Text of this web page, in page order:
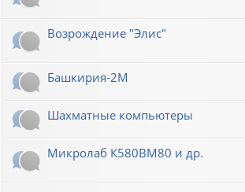
Возрождение "Элис"
Башкирия-2М
Шахматные компьютеры
Микролаб К580ВМ80 и др.